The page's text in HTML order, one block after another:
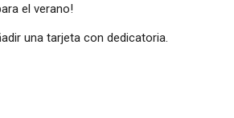
el verano!
una tarjeta con dedicatoria.